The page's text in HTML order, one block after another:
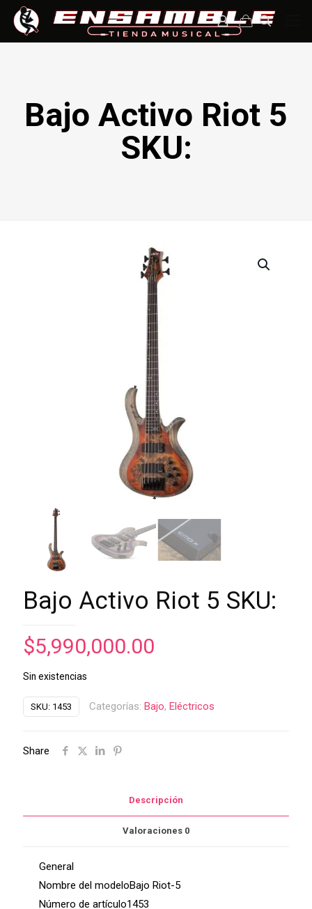
Bajo Activo Riot 5
SKU:
Bajo Activo Riot 5 SKU:
$5,990,000.00
Sin existencias
SKU: 1453 Categorías: Bajo, Eléctricos
Share
Descripción
Valoraciones 0
General
Nombre del modeloBajo Riot-5
Número de artículo1453